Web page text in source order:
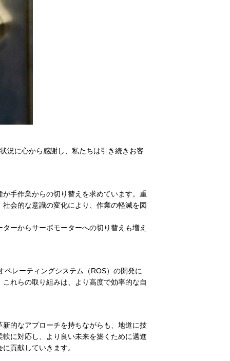
況に心から感謝し、私たちは引き続きお客
手作業からの切り替えを求めています。重
会的な意識の変化により、作業の軽減を図
ーからサーボモーターへの切り替えも増え
レーティングシステム（ROS）の開発に
れらの取り組みは、より高度で効率的な自
的なアプローチを持ちながらも、地道に技
に対応し、より良い未来を築くために邁進
貢献していきます。